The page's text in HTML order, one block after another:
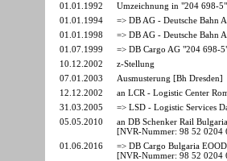
01.01.1992
Umzeichnung in "204 698-5"
01.01.1994
=> DB AG - Deutsche Bahn
01.01.1998
=> DB AG - Deutsche Bahn
01.07.1999
=> DB Cargo AG "204 698-
10.12.2002
z-Stellung
07.01.2003
Ausmusterung [Bh Dresden]
12.12.2002
an LCR - Logistic Center
31.03.2005
=> LSD - Logistic Services
05.05.2010
an DB Schenker Rail
[NVR-Nummer: 98 52 0204
01.06.2016
=> DB Cargo Bulgaria
[NVR-Nummer: 98 52 0204